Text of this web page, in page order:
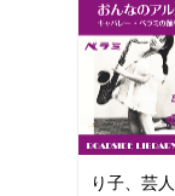
り子、芸